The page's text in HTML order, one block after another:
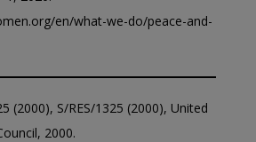
en/what-we-do/peace-and-
(2000), S/RES/1325 (2000), United
2000.